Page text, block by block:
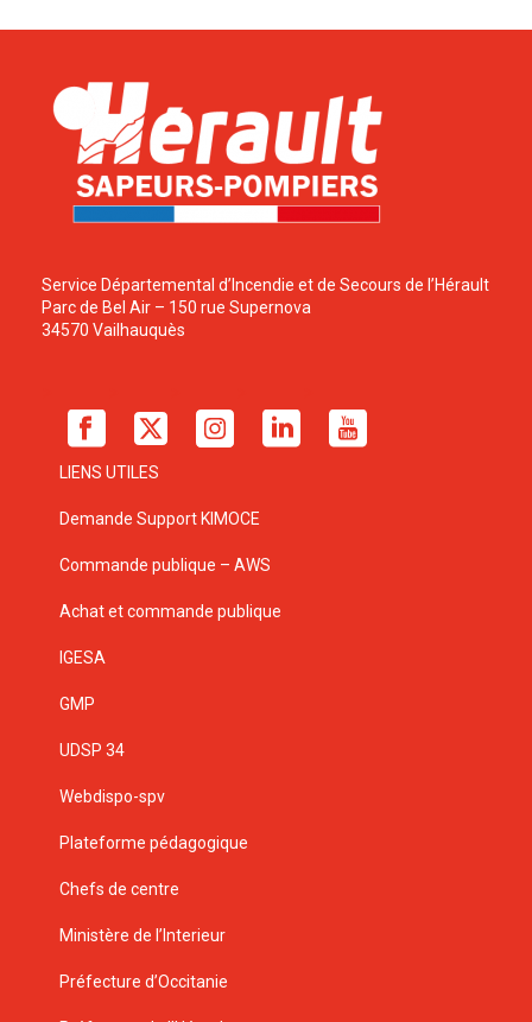
Service Départemental d’Incendie et de Secours de l’Hérault
Parc de Bel Air – 150 rue Supernova
34570 Vailhauquès
LIENS UTILES
Demande Support KIMOCE
Commande publique – AWS
Achat et commande publique
IGESA
GMP
UDSP 34
Webdispo-spv
Plateforme pédagogique
Chefs de centre
Ministère de l’Interieur
Préfecture d’Occitanie